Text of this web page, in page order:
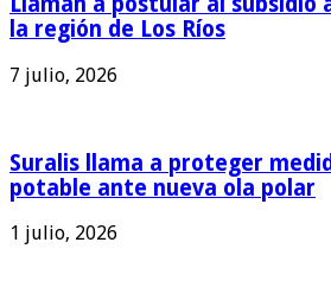
la región de Los Ríos
7 julio, 2026
Suralis llama a proteger
potable ante nueva ola polar
1 julio, 2026